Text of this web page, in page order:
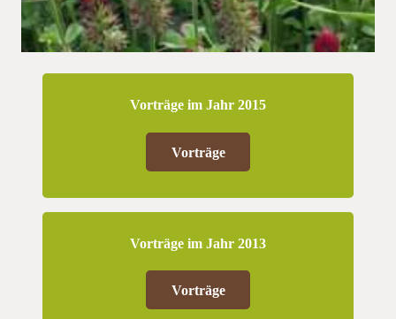
Vorträge im Jahr 2015
Vorträge
Vorträge im Jahr 2013
Vorträge